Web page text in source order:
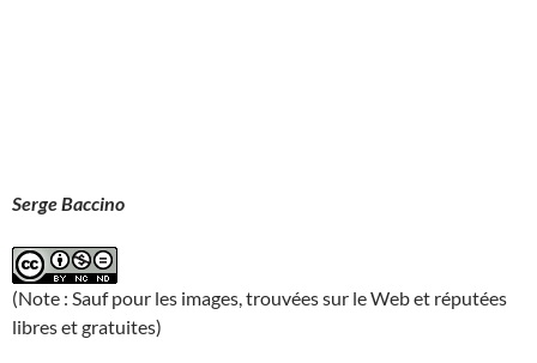
Serge Baccino
(Note : Sauf pour les images, trouvées sur le Web et réputées
libres et gratuites)